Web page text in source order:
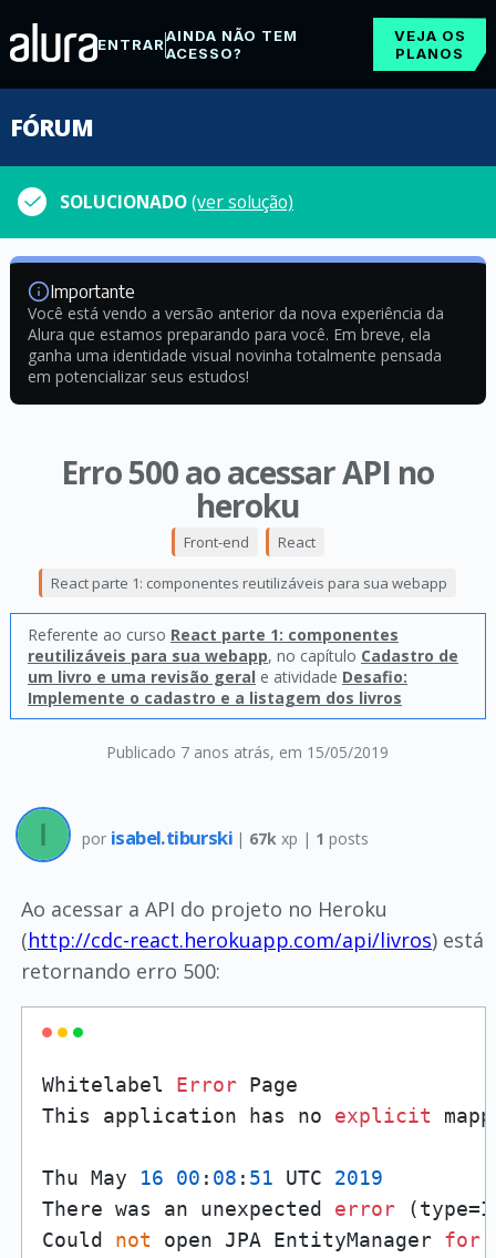
ENTRARAINDA NÃO TEM
ACESSO?
VEJA OS
PLANOS
FÓRUM
SOLUCIONADO(ver solução)
Importante
Você está vendo a versão anterior da nova experiência da
Alura que estamos preparando para você. Em breve, ela
ganha uma identidade visual novinha totalmente pensada
em potencializar seus estudos!
Erro 500 ao acessar API no
heroku
Publicado 7 anos atrás, em 15/05/2019
Front-end React
React parte 1: componentes reutilizáveis para sua webapp
Referente ao curso React parte 1: componentes
reutilizáveis para sua webapp, no capítulo Cadastro de
um livro e uma revisão geral e atividade Desafio:
Implemente o cadastro e a listagem dos livros
por isabel.tiburski | 67k xp | 1 posts
Ao acessar a API do projeto no Heroku
(http://cdc-react.herokuapp.com/api/livros) está
retornando erro 500:
Whitelabel Error Page
This application has no explicit
Thu May 16 00 : 08 : 51 UTC 2019
There was an unexpected error
Could not open JPA EntityManager for